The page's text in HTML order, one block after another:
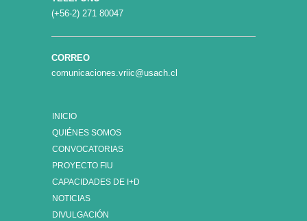
(+56-2) 271 80047
CORREO
comunicaciones.vriic@usach.cl
INICIO
QUIÉNES SOMOS
CONVOCATORIAS
PROYECTO FIU
CAPACIDADES DE I+D
NOTICIAS
DIVULGACIÓN